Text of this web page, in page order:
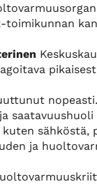
toimikunnan
sähköstä,
ja